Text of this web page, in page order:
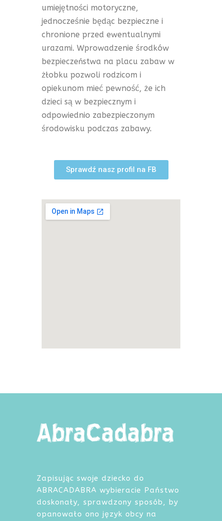
umiejętności motoryczne,
jednocześnie będąc bezpieczne i
chronione przed ewentualnymi
urazami. Wprowadzenie środków
bezpieczeństwa na placu zabaw w
żłobku pozwoli rodzicom i
opiekunom mieć pewność, że ich
dzieci są w bezpiecznym i
odpowiednio zabezpieczonym
środowisku podczas zabawy.
Sprawdź nasz profil na FB
Zapisując swoje dziecko do
ABRACADABRA wybieracie Państwo
doskonały, sprawdzony sposób, by
opanowało ono język obcy na